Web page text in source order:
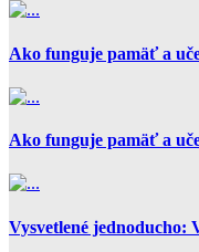
Ako funguje pamäť a
Ako funguje pamäť a
Vysvetlené jednoducho: